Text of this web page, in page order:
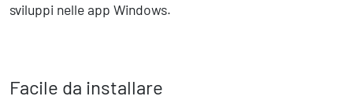
sviluppi nelle app Windows.
Facile da installare